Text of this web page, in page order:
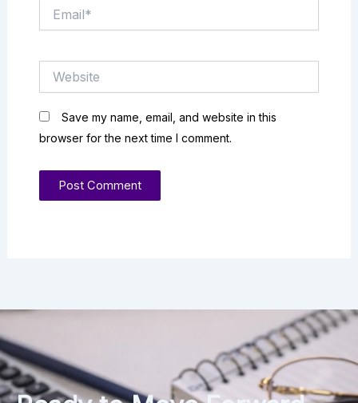
Save my name, email, and website in this
browser for the next time I comment.